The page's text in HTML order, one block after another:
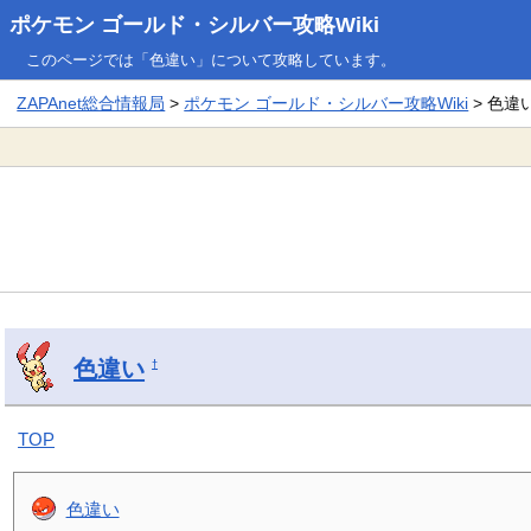
ポケモン ゴールド・シルバー攻略Wiki
このページでは「色違い」について攻略しています。
ZAPAnet総合情報局 >ポケモン ゴールド・シルバー攻略Wiki > 色違
色違い †
TOP
色違い